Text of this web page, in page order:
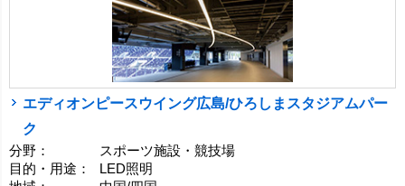
エディオンピースウイング広島/ひろしまスタジアムパー
ク
分野：
スポーツ施設・競技場
目的・用途：
LED照明